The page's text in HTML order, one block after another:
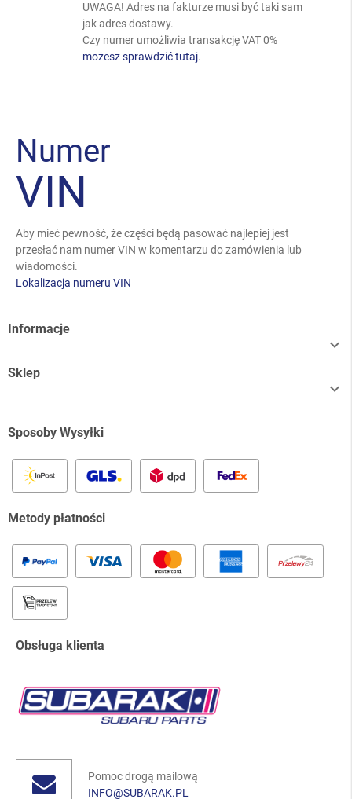
UWAGA! Adres na fakturze musi być taki sam
jak adres dostawy.
Czy numer umożliwia transakcję VAT 0%
możesz sprawdzić tutaj.
Numer
VIN
Aby mieć pewność, że części będą pasować najlepiej jest
przesłać nam numer VIN w komentarzu do zamówienia lub
wiadomości.
Lokalizacja numeru VIN
Informacje

Sklep

Sposoby Wysyłki
Metody płatności
Obsługa klienta
Pomoc drogą mailową
INFO@SUBARAK.PL